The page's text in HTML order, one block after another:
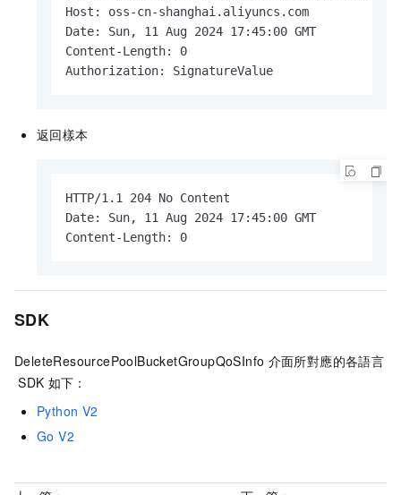
Host: oss-cn-shanghai.aliyuncs.com
Date: Sun, 11 Aug 2024 17:45:00 GMT
Content-Length: 0
Authorization: SignatureValue
返回樣本
HTTP/1.1 204 No Content
Date: Sun, 11 Aug 2024 17:45:00 GMT
Content-Length: 0
SDK
DeleteResourcePoolBucketGroupQoSInfo 介面所對應的各語言
SDK 如下：
Python V2
Go V2